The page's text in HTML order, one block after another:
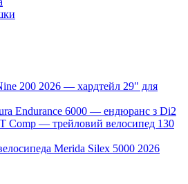
200 2026 — хардтейл 29" для
Endurance 6000 — ендюранс з Di2
Comp — трейловий велосипед 130
Merida Silex 5000 2026